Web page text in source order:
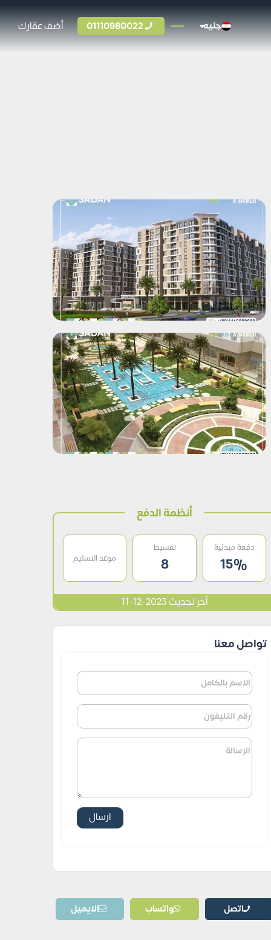
جنيه 01110980022 أضف عقارك
أنظمة الدفع
دفعة مبدئية
15%
تقسيط
8 موعد التسليم
آخر تحديث 2023-12-11
تواصل معنا
اتصل واتساب الايميل